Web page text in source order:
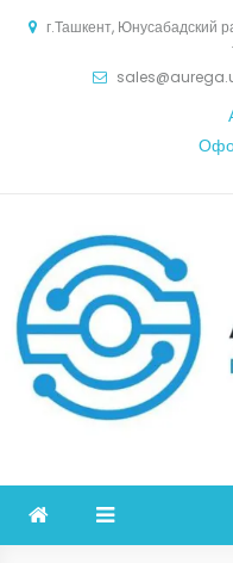
г.Ташкент, Юнусабадский